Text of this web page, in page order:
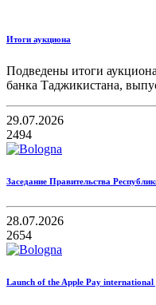
Итоги аукциона
Подведены итоги
банка Таджикистана,
29.07.2026
2494
Заседание Правительства
28.07.2026
2654
Launch of the Apple Pay